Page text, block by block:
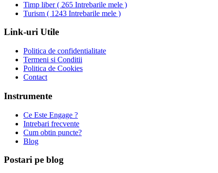
Timp liber( 265 Intrebarile mele )
Turism ( 1243 Intrebarile mele )
Link-uri Utile
Politica de confidentialitate
Termeni si Conditii
Politica de Cookies
Contact
Instrumente
Ce Este Engage ?
Intrebari frecvente
Cum obtin puncte?
Blog
Postari pe blog